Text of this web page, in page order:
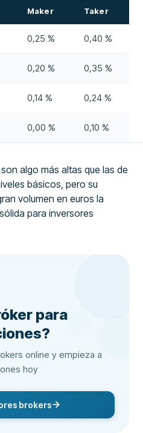
Maker Taker
0,25 % 0,40 %
0,20 % 0,35 %
0,14 % 0,24 %
0,00 % 0,10 %
algo más altas que las de
básicos, pero su
volumen en euros la
para inversores
para
online y empieza a
hoy
brokers